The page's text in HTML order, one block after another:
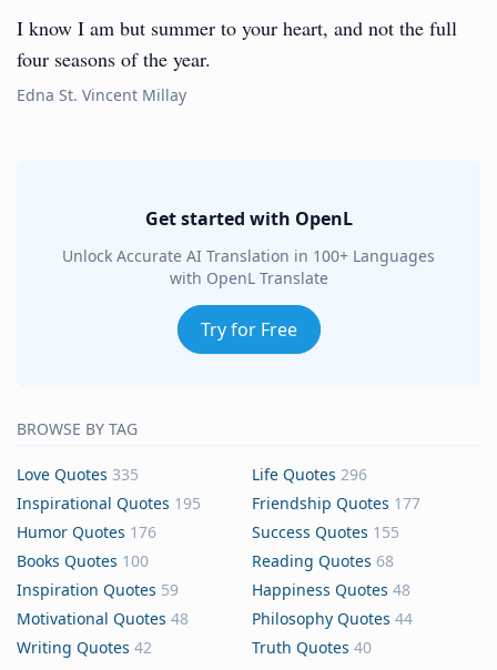
I know I am but summer to your heart, and not the full
four seasons of the year.
Edna St. Vincent Millay
Get started with OpenL
Unlock Accurate AI Translation in 100+ Languages
with OpenL Translate
Try for Free
BROWSE BY TAG
Love Quotes 335 Life Quotes 296
Inspirational Quotes 195 Friendship Quotes 177
Humor Quotes 176 Success Quotes 155
Books Quotes 100 Reading Quotes 68
Inspiration Quotes 59 Happiness Quotes 48
Motivational Quotes 48 Philosophy Quotes 44
Writing Quotes 42 Truth Quotes 40